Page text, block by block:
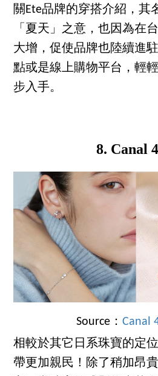
關Ete品牌的穿搭介紹，其
「夏天」之意，也因為在
大增，促使品牌也陸續進
點或是線上購物平台，輕
步入手。
8. Canal
Source： Canal
相較於其它日系珠寶的定位
帶更加親民！除了稍加昂